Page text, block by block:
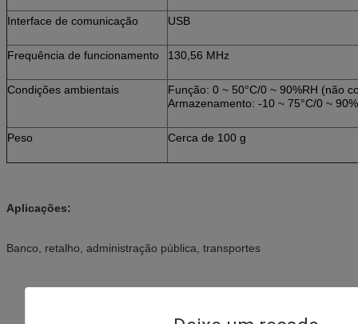
Interface de comunicação USB
Frequência de funcionamento 130,56 MHz
Condições ambientais
Função: 0 ~ 50°C/0 ~ 90%RH (não
Armazenamento: -10 ~ 75°C/0 ~
Peso Cerca de 100 g
Aplicações:
Banco, retalho, administração pública, transportes